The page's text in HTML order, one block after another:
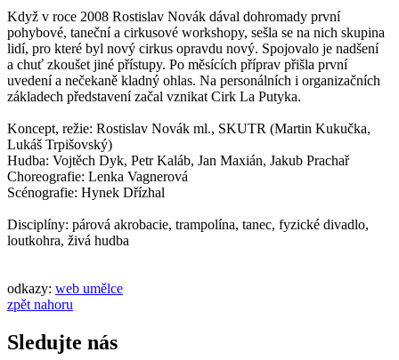
Když v roce 2008 Rostislav Novák dával dohromady první
pohybové, taneční a cirkusové workshopy, sešla se na nich skupina
lidí, pro které byl nový cirkus opravdu nový. Spojovalo je nadšení
a chuť zkoušet jiné přístupy. Po měsících příprav přišla první
uvedení a nečekaně kladný ohlas. Na personálních i organizačních
základech představení začal vznikat Cirk La Putyka.
Koncept, režie: Rostislav Novák ml., SKUTR (Martin Kukučka,
Lukáš Trpišovský)
Hudba: Vojtěch Dyk, Petr Kaláb, Jan Maxián, Jakub Prachař
Choreografie: Lenka Vagnerová
Scénografie: Hynek Dřízhal
Disciplíny: párová akrobacie, trampolína, tanec, fyzické divadlo,
loutkohra, živá hudba
odkazy: web umělce
zpět nahoru
Sledujte nás